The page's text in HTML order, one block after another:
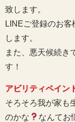
致します。
LINEご登録のお
します。
また、悪天候続き
す！
アビリティペイン
そろそろ我が家も
のかな
なんてお